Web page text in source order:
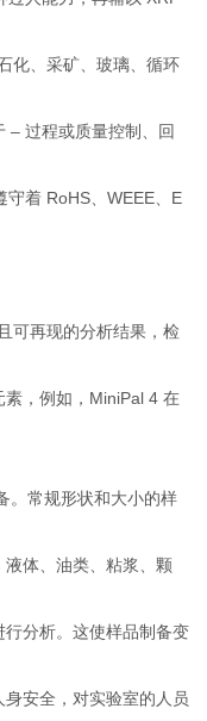
化、采矿、玻璃、循环
– 过程或质量控制、回
着 RoHS、WEEE、E
可再现的分析结果，检
，例如，MiniPal 4 在
。常规形状和大小的样
体、油类、粘浆、颗
分析。这使样品制备变
安全，对实验室的人员